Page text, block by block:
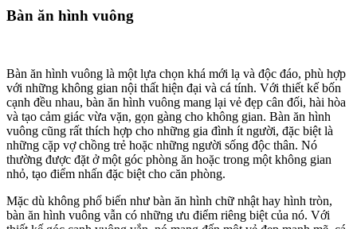
Bàn ăn hình vuông
Bàn ăn hình vuông là một lựa chọn khá mới lạ và độc đáo, phù hợp
với những không gian nội thất hiện đại và cá tính. Với thiết kế bốn
cạnh đều nhau, bàn ăn hình vuông mang lại vẻ đẹp cân đối, hài hòa
và tạo cảm giác vừa vặn, gọn gàng cho không gian. Bàn ăn hình
vuông cũng rất thích hợp cho những gia đình ít người, đặc biệt là
những cặp vợ chồng trẻ hoặc những người sống độc thân. Nó
thường được đặt ở một góc phòng ăn hoặc trong một không gian
nhỏ, tạo điểm nhấn đặc biệt cho căn phòng.
Mặc dù không phổ biến như bàn ăn hình chữ nhật hay hình tròn,
bàn ăn hình vuông vẫn có những ưu điểm riêng biệt của nó. Với